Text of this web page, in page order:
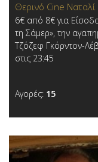
Θερινό Cine
6€ από 8€ για
τη Σάμερ», την
Τζόζεφ Γκόρντον-
στις 23:45
Αγορές: 15